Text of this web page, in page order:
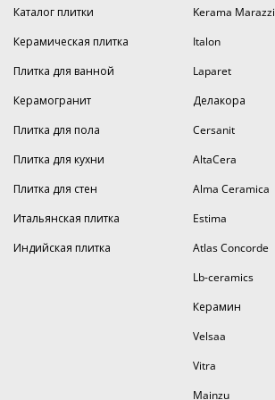
Каталог плитки
Керамическая плитка
Плитка для ванной
Керамогранит
Плитка для пола
Плитка для кухни
Плитка для стен
Итальянская плитка
Индийская плитка
Kerama Marazzi
Italon
Laparet
Делакора
Cersanit
AltaCera
Alma Ceramica
Estima
Atlas Concorde
Lb-ceramics
Керамин
Velsaa
Vitra
Mainzu